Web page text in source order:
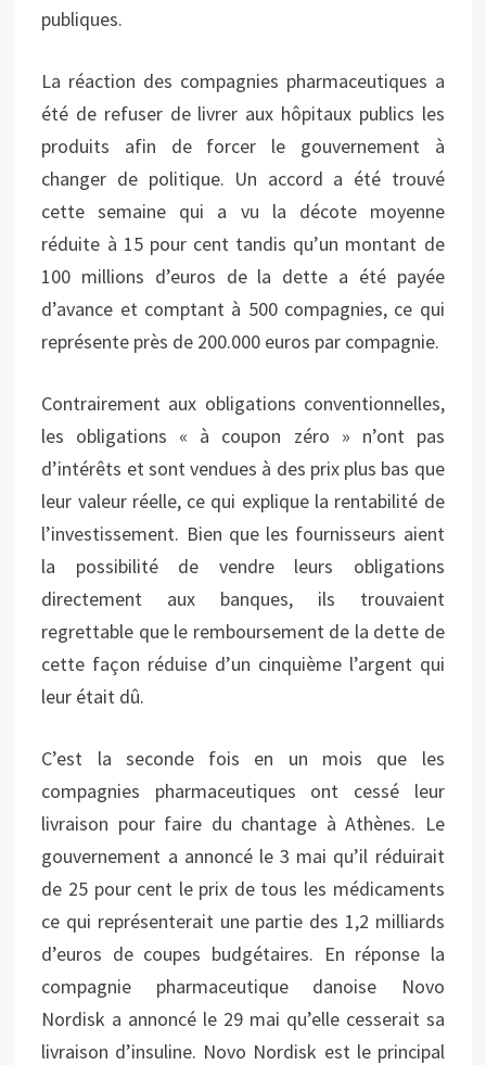
publiques.
La réaction des compagnies pharmaceutiques a
été de refuser de livrer aux hôpitaux publics les
produits afin de forcer le gouvernement à
changer de politique. Un accord a été trouvé
cette semaine qui a vu la décote moyenne
réduite à 15 pour cent tandis qu’un montant de
100 millions d’euros de la dette a été payée
d’avance et comptant à 500 compagnies, ce qui
représente près de 200.000 euros par compagnie.
Contrairement aux obligations conventionnelles,
les obligations « à coupon zéro » n’ont pas
d’intérêts et sont vendues à des prix plus bas que
leur valeur réelle, ce qui explique la rentabilité de
l’investissement. Bien que les fournisseurs aient
la possibilité de vendre leurs obligations
directement aux banques, ils trouvaient
regrettable que le remboursement de la dette de
cette façon réduise d’un cinquième l’argent qui
leur était dû.
C’est la seconde fois en un mois que les
compagnies pharmaceutiques ont cessé leur
livraison pour faire du chantage à Athènes. Le
gouvernement a annoncé le 3 mai qu’il réduirait
de 25 pour cent le prix de tous les médicaments
ce qui représenterait une partie des 1,2 milliards
d’euros de coupes budgétaires. En réponse la
compagnie pharmaceutique danoise Novo
Nordisk a annoncé le 29 mai qu’elle cesserait sa
livraison d’insuline. Novo Nordisk est le principal